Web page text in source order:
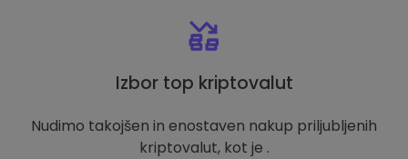
Izbor top kriptovalut
Nudimo takojšen in enostaven nakup priljubljenih
kriptovalut, kot je .